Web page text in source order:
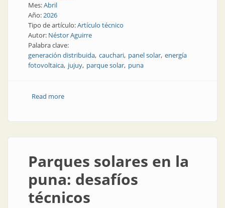
Mes:Abril
Año:2026
Tipo de artículo:Artículo técnico
Autor: Néstor Aguirre
Palabra clave:
generación distribuida cauchari panel solar energía
fotovoltaica jujuy parque solar puna
Read moreabout La revolución energética silenciosa de Jujuy
Parques solares en la
puna: desafíos
técnicos